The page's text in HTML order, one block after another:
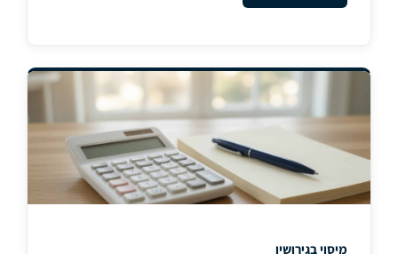
מיסוי בגירושין